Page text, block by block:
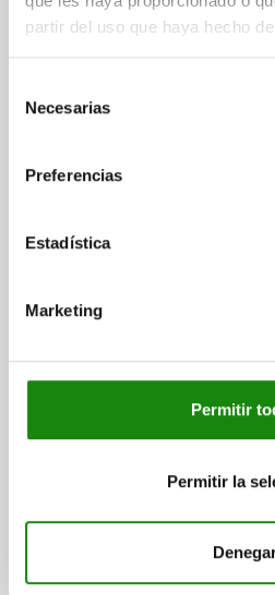
partir del uso que haya hecho
Necesarias
Preferencias
Estadística
Marketing
Permitir
Permitir la
ESTÁNDAR SIN PERNO DE
Referencia:
$220.04
más IVA.
PIEZ.PRES LAT.CON